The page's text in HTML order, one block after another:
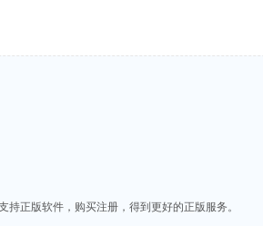
正版软件，购买注册，得到更好的正版服务。